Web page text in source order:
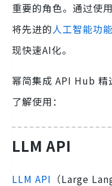
重要的角色。通过使
将先进的人工智能功
现快速AI化。
幂简集成 API Hub 精
了解使用：
LLM API
LLM API （Large